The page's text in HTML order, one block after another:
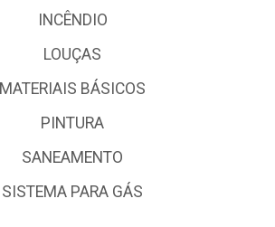
INCÊNDIO
LOUÇAS
MATERIAIS BÁSICOS
PINTURA
SANEAMENTO
SISTEMA PARA GÁS